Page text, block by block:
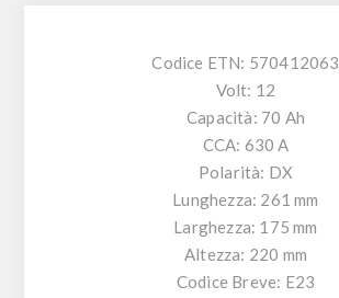
Codice ETN: 570412063
Volt: 12
Capacità: 70 Ah
CCA: 630 A
Polarità: DX
Lunghezza: 261 mm
Larghezza: 175 mm
Altezza: 220 mm
Codice Breve: E23